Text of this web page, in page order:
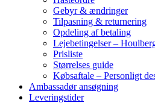
Gebyr & ændringer
Tilpasning & returnering
Opdeling af betaling
Lejebetingelser –
Prisliste
Størrelses guide
Købsaftale – Personligt
Ambassadør ansøgning
Leveringstider